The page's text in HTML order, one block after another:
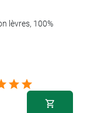
lèvres, 100%